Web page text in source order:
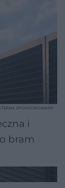
i
bram
SPONSOROWANY